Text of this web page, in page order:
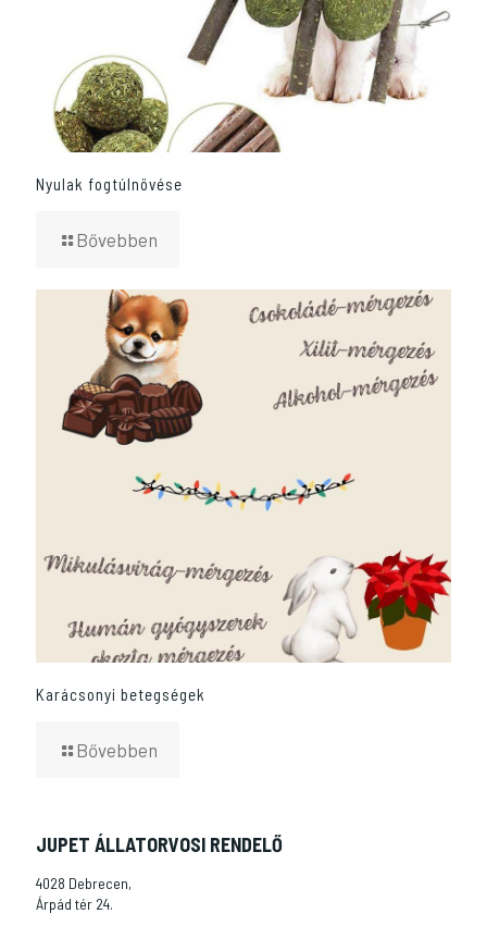
Nyulak fogtúlnövése
Bővebben
Karácsonyi betegségek
Bővebben
JUPET ÁLLATORVOSI RENDELŐ
4028 Debrecen,
Árpád tér 24.